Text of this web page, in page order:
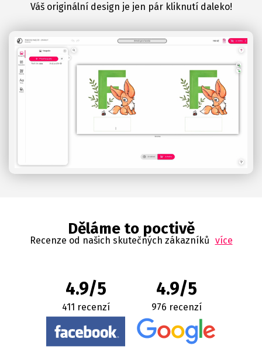
Váš originální design je jen pár kliknutí daleko!
Děláme to poctivě
Recenze od našich skutečných zákazníků více
4.9/5
411 recenzí
4.9/5
976 recenzí